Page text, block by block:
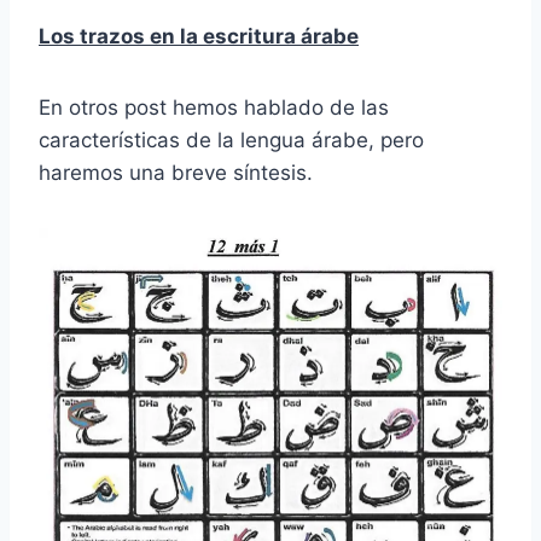
Los trazos en la escritura árabe
En otros post hemos hablado de las
características de la lengua árabe, pero
haremos una breve síntesis.